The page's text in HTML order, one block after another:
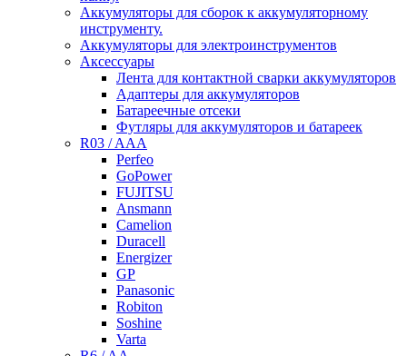
Аккумуляторы для сборок к аккумуляторному
инструменту.
Аккумуляторы для электроинструментов
Аксессуары
Лента для контактной сварки аккумуляторов
Адаптеры для аккумуляторов
Батареечные отсеки
Футляры для аккумуляторов и батареек
R03 / AAA
Perfeo
GoPower
FUJITSU
Ansmann
Camelion
Duracell
Energizer
GP
Panasonic
Robiton
Soshine
Varta